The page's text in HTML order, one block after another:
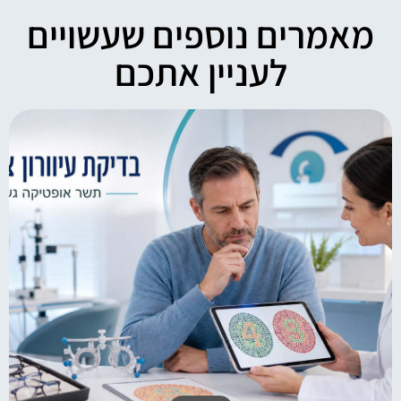
מאמרים נוספים שעשויים
לעניין אתכם